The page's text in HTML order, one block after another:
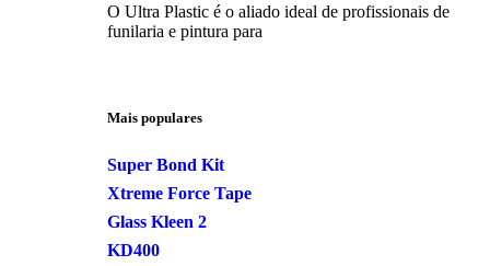
O Ultra Plastic é o aliado ideal de profissionais de
funilaria e pintura para
Mais populares
Super Bond Kit
Xtreme Force Tape
Glass Kleen 2
KD400